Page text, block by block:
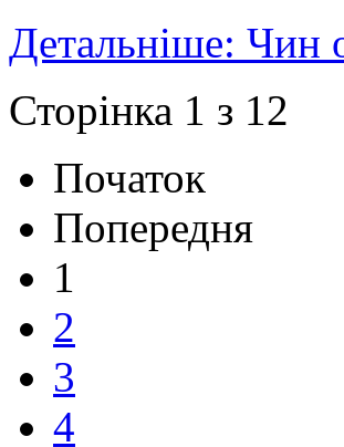
Детальніше: Чин
Сторінка 1 з 12
Початок
Попередня
1
2
3
4